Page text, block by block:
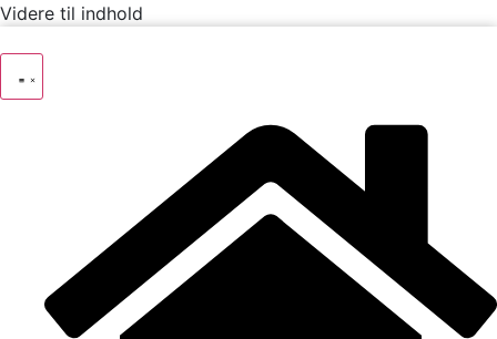
Videre til indhold